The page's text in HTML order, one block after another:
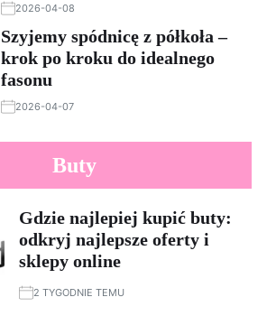
2026-04-08
Szyjemy spódnicę z półkoła –
krok po kroku do idealnego
fasonu
2026-04-07
Buty
Gdzie najlepiej kupić buty:
odkryj najlepsze oferty i
sklepy online
2 TYGODNIE TEMU